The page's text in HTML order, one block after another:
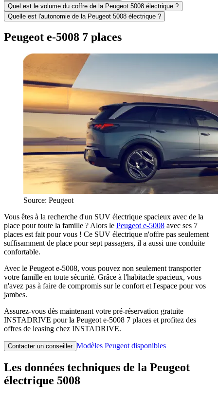
Quel est le volume du coffre de la Peugeot 5008 électrique ?
Quelle est l'autonomie de la Peugeot 5008 électrique ?
Peugeot e-5008 7 places
Source: Peugeot
Vous êtes à la recherche d'un SUV électrique spacieux avec de la
place pour toute la famille ? Alors le Peugeot e-5008 avec ses 7
places est fait pour vous ! Ce SUV électrique n'offre pas seulement
suffisamment de place pour sept passagers, il a aussi une conduite
confortable.
Avec le Peugeot e-5008, vous pouvez non seulement transporter
votre famille en toute sécurité. Grâce à l'habitacle spacieux, vous
n'avez pas à faire de compromis sur le confort et l'espace pour vos
jambes.
Assurez-vous dès maintenant votre pré-réservation gratuite
INSTADRIVE pour la Peugeot e-5008 7 places et profitez des
offres de leasing chez INSTADRIVE.
Contacter un conseiller Modèles Peugeot disponibles
Les données techniques de la Peugeot
électrique 5008